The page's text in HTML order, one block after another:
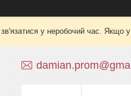
у неробочий час. Якщо